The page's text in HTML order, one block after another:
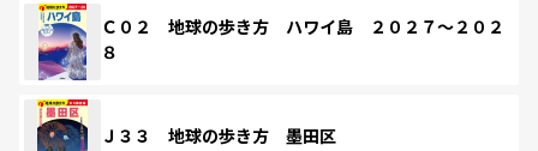
Ｃ０２ 地球の歩き方 ハワイ島 ２０２７～２０２
８
Ｊ３３ 地球の歩き方 墨田区